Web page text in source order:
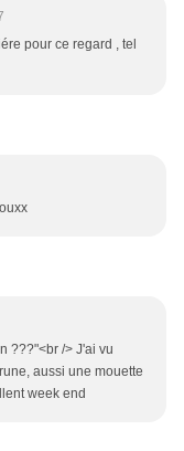
pour ce regard , tel
???"<br /> J'ai vu
aussi une mouette
week end